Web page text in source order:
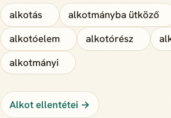
alkotás alkotmányba ütköző
alkotóelem
alkotórész
alkotmányi
Alkot ellentétei →